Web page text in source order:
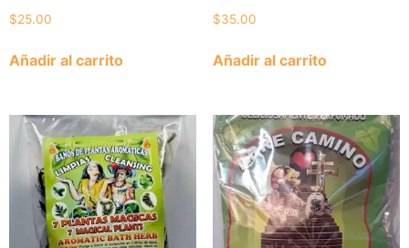
$25.00
Añadir al carrito
$35.00
Añadir al carrito